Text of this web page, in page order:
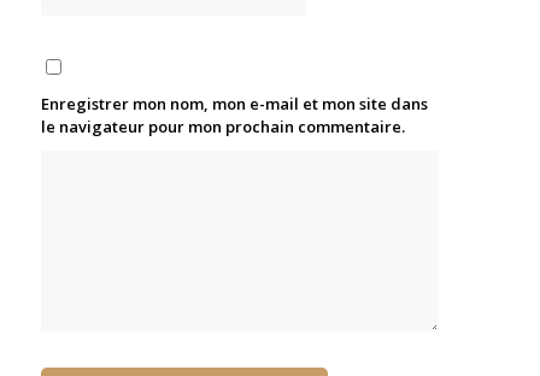
Enregistrer mon nom, mon e-mail et mon site dans
le navigateur pour mon prochain commentaire.